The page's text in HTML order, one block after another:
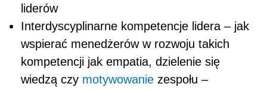
liderów
Interdyscyplinarne kompetencje lidera – jak
wspierać menedżerów w rozwoju takich
kompetencji jak empatia, dzielenie się
wiedzą czy motywowanie zespołu –